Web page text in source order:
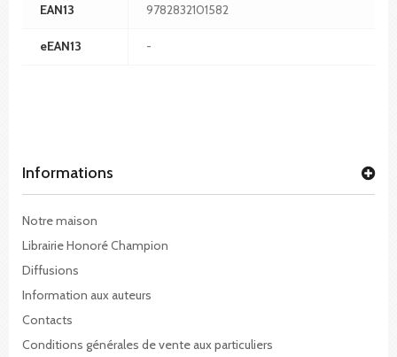
EAN13 9782832101582
eEAN13 -
Informations
Notre maison
Librairie Honoré Champion
Diffusions
Information aux auteurs
Contacts
Conditions générales de vente aux particuliers